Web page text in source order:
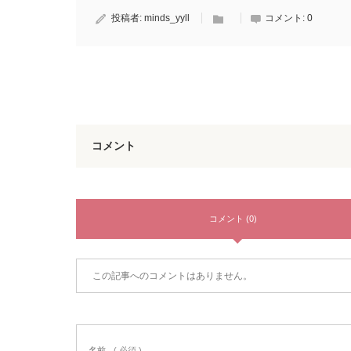
投稿者: minds_yyll コメント: 0
コメント
コメント (0)
この記事へのコメントはありません。